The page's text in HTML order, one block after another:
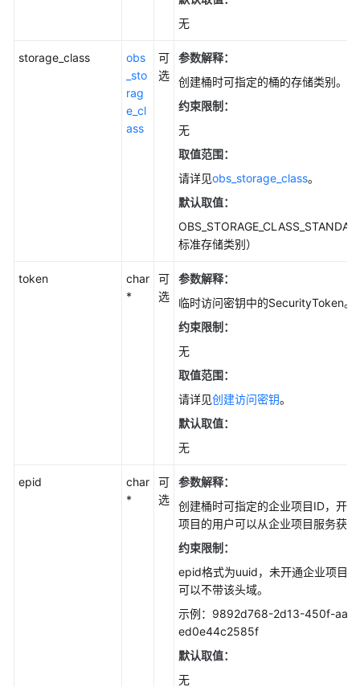
无
storage_class
obs
_sto
rag
e_cl
ass
可
选
参数解释：
创建桶时可指定的桶的存储类别。
约束限制：
无
取值范围：
请详见obs_storage_class。
默认取值：
标准存储类别）
token
char
*
可
选
参数解释：
临时访问密钥中的SecurityToken。
约束限制：
无
取值范围：
请详见创建访问密钥。
默认取值：
无
epid
char
*
可
选
参数解释：
创建桶时可指定的企业项目ID，开
项目的用户可以从企业项目服务获
约束限制：
epid格式为uuid，未开通企业项目
可以不带该头域。
示例：9892d768-2d13-450f-
ed0e44c2585f
默认取值：
无